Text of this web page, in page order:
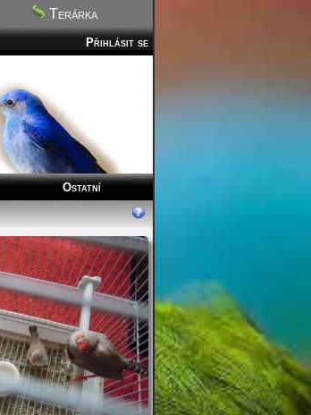
Terárka
Přihlásit se
Ostatní